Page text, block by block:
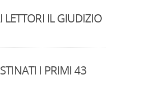
IL GIUDIZIO
I PRIMI 43